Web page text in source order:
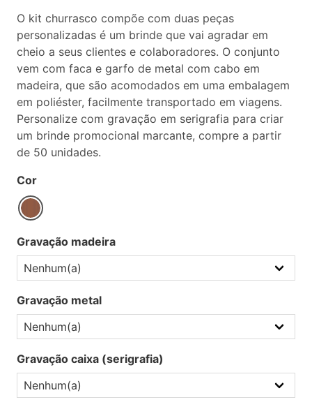
O kit churrasco compõe com duas peças
personalizadas é um brinde que vai agradar em
cheio a seus clientes e colaboradores. O conjunto
vem com faca e garfo de metal com cabo em
madeira, que são acomodados em uma embalagem
em poliéster, facilmente transportado em viagens.
Personalize com gravação em serigrafia para criar
um brinde promocional marcante, compre a partir
de 50 unidades.
Cor
Gravação madeira
Gravação metal
Gravação caixa (serigrafia)